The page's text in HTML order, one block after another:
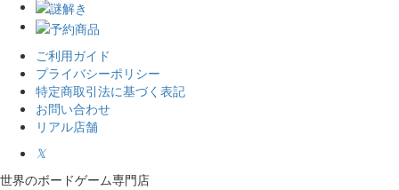
ご利用ガイド
プライバシーポリシー
特定商取引法に基づく表記
お問い合わせ
リアル店舗
𝕏
世界のボードゲーム専門店